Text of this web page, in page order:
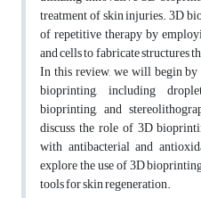
treatment of skin injuries. 3D
of repetitive therapy by
and cells to fabricate structures
In this review, we will begin
bioprinting, including
bioprinting, and
discuss the role of 3D
with antibacterial and
explore the use of 3D
tools for skin regeneration.